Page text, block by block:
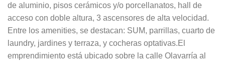
de aluminio, pisos cerámicos y/o porcellanatos, hall de
acceso con doble altura, 3 ascensores de alta velocidad.
Entre los amenities, se destacan: SUM, parrillas, cuarto de
laundry, jardines y terraza, y cocheras optativas.El
emprendimiento está ubicado sobre la calle Olavarría al